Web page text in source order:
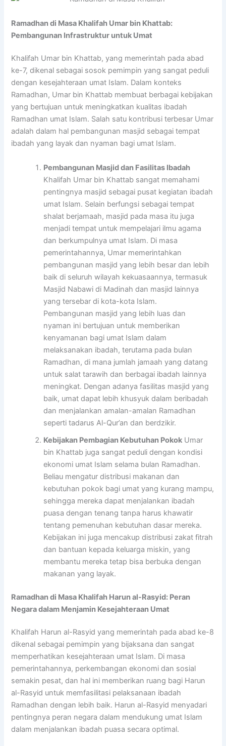
Ramadhan di Masa Khalifah Umar bin Khattab:
Pembangunan Infrastruktur untuk Umat
Khalifah Umar bin Khattab, yang memerintah pada abad
ke-7, dikenal sebagai sosok pemimpin yang sangat peduli
dengan kesejahteraan umat Islam. Dalam konteks
Ramadhan, Umar bin Khattab membuat berbagai kebijakan
yang bertujuan untuk meningkatkan kualitas ibadah
Ramadhan umat Islam. Salah satu kontribusi terbesar Umar
adalah dalam hal pembangunan masjid sebagai tempat
ibadah yang layak dan nyaman bagi umat Islam.
Pembangunan Masjid dan Fasilitas Ibadah
Khalifah Umar bin Khattab sangat memahami
pentingnya masjid sebagai pusat kegiatan ibadah
umat Islam. Selain berfungsi sebagai tempat
shalat berjamaah, masjid pada masa itu juga
menjadi tempat untuk mempelajari ilmu agama
dan berkumpulnya umat Islam. Di masa
pemerintahannya, Umar memerintahkan
pembangunan masjid yang lebih besar dan lebih
baik di seluruh wilayah kekuasaannya, termasuk
Masjid Nabawi di Madinah dan masjid lainnya
yang tersebar di kota-kota Islam.
Pembangunan masjid yang lebih luas dan
nyaman ini bertujuan untuk memberikan
kenyamanan bagi umat Islam dalam
melaksanakan ibadah, terutama pada bulan
Ramadhan, di mana jumlah jamaah yang datang
untuk salat tarawih dan berbagai ibadah lainnya
meningkat. Dengan adanya fasilitas masjid yang
baik, umat dapat lebih khusyuk dalam beribadah
dan menjalankan amalan-amalan Ramadhan
seperti tadarus Al-Qur’an dan berdzikir.
Kebijakan Pembagian Kebutuhan Pokok Umar
bin Khattab juga sangat peduli dengan kondisi
ekonomi umat Islam selama bulan Ramadhan.
Beliau mengatur distribusi makanan dan
kebutuhan pokok bagi umat yang kurang mampu,
sehingga mereka dapat menjalankan ibadah
puasa dengan tenang tanpa harus khawatir
tentang pemenuhan kebutuhan dasar mereka.
Kebijakan ini juga mencakup distribusi zakat fitrah
dan bantuan kepada keluarga miskin, yang
membantu mereka tetap bisa berbuka dengan
makanan yang layak.
Ramadhan di Masa Khalifah Harun al-Rasyid: Peran
Negara dalam Menjamin Kesejahteraan Umat
Khalifah Harun al-Rasyid yang memerintah pada abad ke-8
dikenal sebagai pemimpin yang bijaksana dan sangat
memperhatikan kesejahteraan umat Islam. Di masa
pemerintahannya, perkembangan ekonomi dan sosial
semakin pesat, dan hal ini memberikan ruang bagi Harun
al-Rasyid untuk memfasilitasi pelaksanaan ibadah
Ramadhan dengan lebih baik. Harun al-Rasyid menyadari
pentingnya peran negara dalam mendukung umat Islam
dalam menjalankan ibadah puasa secara optimal.